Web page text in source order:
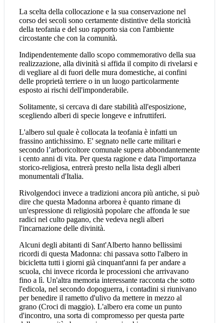
La scelta della collocazione e la sua conservazione nel
corso dei secoli sono certamente distintive della storicità
della teofania e del suo rapporto sia con l'ambiente
circostante che con la comunità.
Indipendentemente dallo scopo commemorativo della sua
realizzazione, alla divinità si affida il compito di rivelarsi e
di vegliare al di fuori delle mura domestiche, ai confini
delle proprietà terriere o in un luogo particolarmente
esposto ai rischi dell'imponderabile.
Solitamente, si cercava di dare stabilità all'esposizione,
scegliendo alberi di specie longeve e infruttiferi.
L'albero sul quale è collocata la teofania è infatti un
frassino antichissimo. E' segnato nelle carte militari e
secondo l’arboricoltore comunale supera abbondantemente
i cento anni di vita. Per questa ragione e data l'importanza
storico-religiosa, entrerà presto nella lista degli alberi
monumentali d'Italia.
Rivolgendoci invece a tradizioni ancora più antiche, si può
dire che questa Madonna arborea è quanto rimane di
un'espressione di religiosità popolare che affonda le sue
radici nel culto pagano, che vedeva negli alberi
l'incarnazione delle divinità.
Alcuni degli abitanti di Sant'Alberto hanno bellissimi
ricordi di questa Madonna: chi passava sotto l'albero in
bicicletta tutti i giorni già cinquant'anni fa per andare a
scuola, chi invece ricorda le processioni che arrivavano
fino a lì. Un'altra memoria interessante racconta che sotto
l'edicola, nel secondo dopoguerra, i contadini si riunivano
per benedire il rametto d'ulivo da mettere in mezzo al
grano (Croci di maggio). L'albero era come un punto
d'incontro, una sorta di compromesso per questa parte